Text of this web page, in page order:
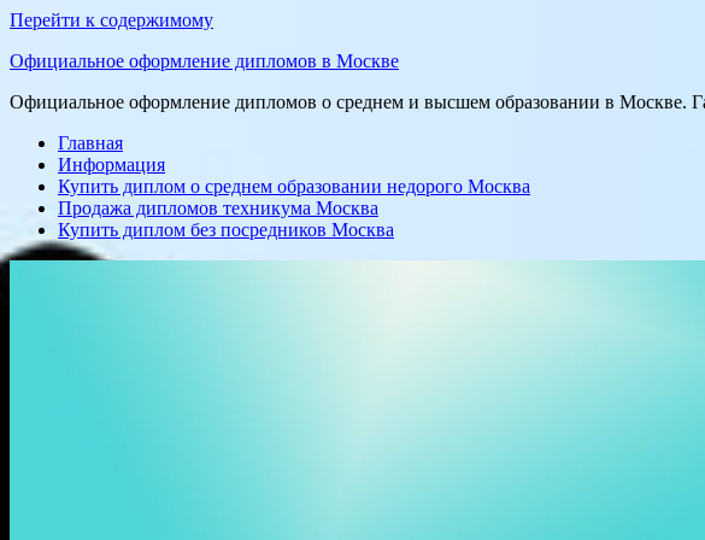
Перейти к содержимому
Официальное оформление дипломов в Москве
Официальное оформление дипломов о среднем и высшем образовании в Москве.
Главная
Информация
Купить диплом о среднем образовании недорого Москва
Продажа дипломов техникума Москва
Купить диплом без посредников Москва